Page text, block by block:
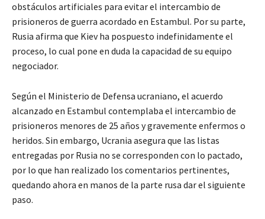
obstáculos artificiales para evitar el intercambio de
prisioneros de guerra acordado en Estambul. Por su parte,
Rusia afirma que Kiev ha pospuesto indefinidamente el
proceso, lo cual pone en duda la capacidad de su equipo
negociador.
Según el Ministerio de Defensa ucraniano, el acuerdo
alcanzado en Estambul contemplaba el intercambio de
prisioneros menores de 25 años y gravemente enfermos o
heridos. Sin embargo, Ucrania asegura que las listas
entregadas por Rusia no se corresponden con lo pactado,
por lo que han realizado los comentarios pertinentes,
quedando ahora en manos de la parte rusa dar el siguiente
paso.